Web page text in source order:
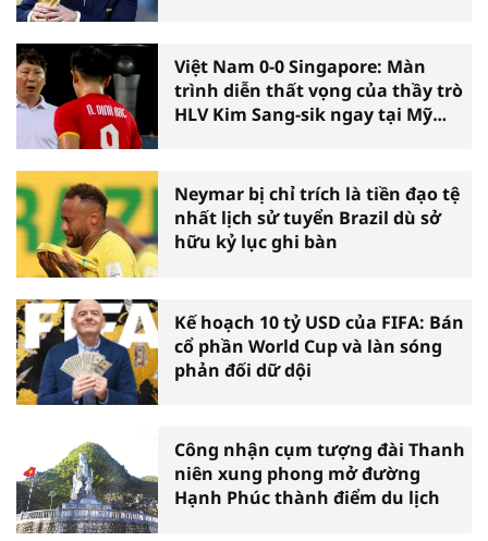
Việt Nam 0-0 Singapore: Màn
trình diễn thất vọng của thầy trò
HLV Kim Sang-sik ngay tại Mỹ
Neymar bị chỉ trích là tiền đạo tệ
nhất lịch sử tuyển Brazil dù sở
hữu kỷ lục ghi bàn
Kế hoạch 10 tỷ USD của FIFA: Bán
cổ phần World Cup và làn sóng
phản đối dữ dội
Công nhận cụm tượng đài Thanh
niên xung phong mở đường
Hạnh Phúc thành điểm du lịch